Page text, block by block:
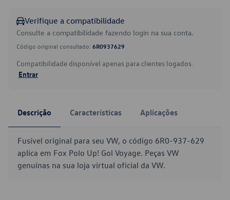
Verifique a compatibilidade
Consulte a compatibilidade fazendo login na sua conta.
Código original consultado: 6R0937629
Compatibilidade disponível apenas para clientes logados.
Entrar
Descrição Características Aplicações
Fusível original para seu VW, o código 6R0-937-629
aplica em Fox Polo Up! Gol Voyage. Peças VW
genuínas na sua loja virtual oficial da VW.